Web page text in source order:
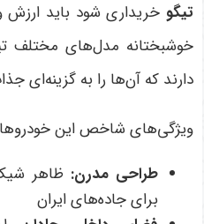
تیگو خریداری شود باید
خوشبختانه مدل‌های مختلف
دارند که آن‌ها را به گزینه‌ای
ویژگی‌های شاخص این
طراحی مدرن: ظاهر
برای جاده‌های ایران